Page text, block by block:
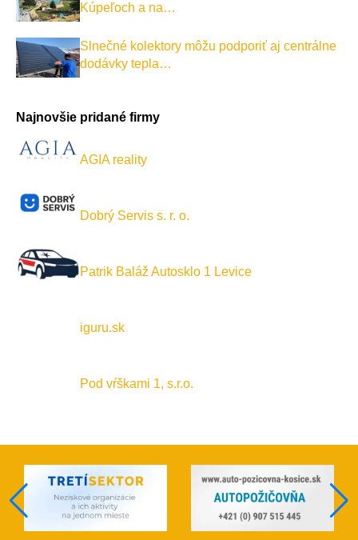
Kúpeľoch a na…
Slnečné kolektory môžu podporiť aj centrálne
dodávky tepla…
Najnovšie pridané firmy
AGIA reality
Dobrý Servis s. r. o.
Patrik Baláž Autosklo 1 Levice
iguru.sk
Pod vŕškami 1, s.r.o.